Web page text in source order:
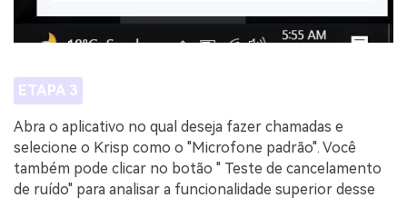
ETAPA 3
Abra o aplicativo no qual deseja fazer chamadas e
selecione o Krisp como o "Microfone padrão". Você
também pode clicar no botão " Teste de cancelamento
de ruído" para analisar a funcionalidade superior desse